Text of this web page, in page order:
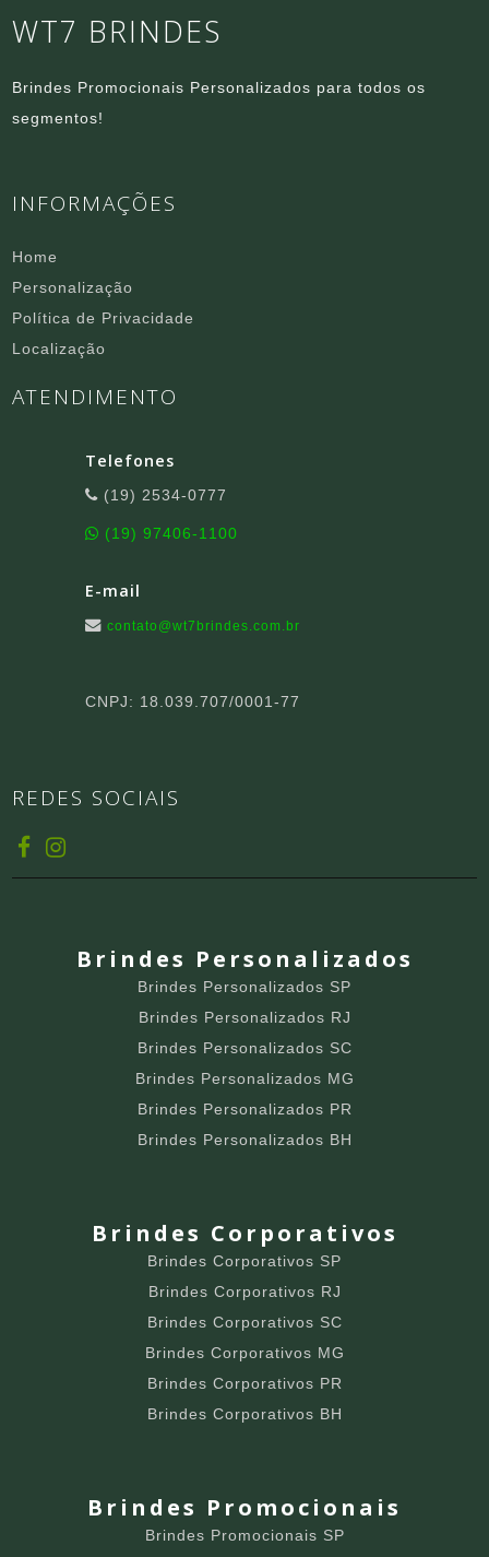
WT7 BRINDES
Brindes Promocionais Personalizados para todos os
segmentos!
INFORMAÇÕES
Home
Personalização
Política de Privacidade
Localização
ATENDIMENTO
Telefones
(19) 2534-0777
(19) 97406-1100
E-mail
contato@wt7brindes.com.br
CNPJ: 18.039.707/0001-77
REDES SOCIAIS
Brindes Personalizados
Brindes Personalizados SP
Brindes Personalizados RJ
Brindes Personalizados SC
Brindes Personalizados MG
Brindes Personalizados PR
Brindes Personalizados BH
Brindes Corporativos
Brindes Corporativos SP
Brindes Corporativos RJ
Brindes Corporativos SC
Brindes Corporativos MG
Brindes Corporativos PR
Brindes Corporativos BH
Brindes Promocionais
Brindes Promocionais SP